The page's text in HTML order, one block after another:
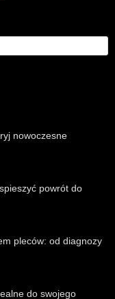
nowoczesne
powrót do
pleców: od diagnozy
do swojego